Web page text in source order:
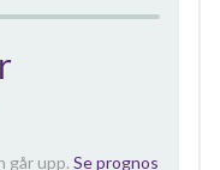
går upp. Se prognos